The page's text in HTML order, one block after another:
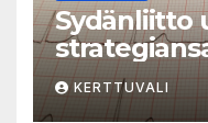
Sydänliitto
vaikuttava
KERTTUVALI